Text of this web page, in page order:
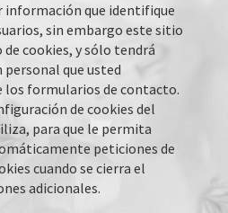
información que identifique
sin embargo este sitio
cookies, y sólo tendrá
que usted
los formularios de contacto.
de cookies del
para que le permita
peticiones de
cuando se cierra el
adicionales.